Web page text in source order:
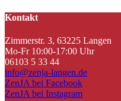
Kontakt
Zimmerstr. 3, 63225 Langen
Mo-Fr 10:00-17:00 Uhr
06103 5 33 44
info@zenja-langen.de
ZenJA bei Facebook
ZenJA bei Instagram